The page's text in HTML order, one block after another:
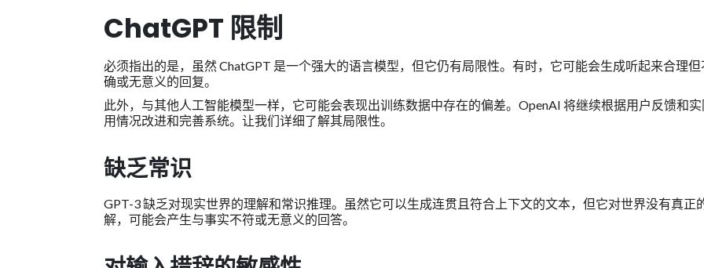
ChatGPT 限制
必须指出的是，虽然 ChatGPT 是一个强大的语言模型，但它仍有局限性。有时，它可能会生成听起来合理但
确或无意义的回复。
此外，与其他人工智能模型一样，它可能会表现出训练数据中存在的偏差。OpenAI 将继续根据用户反馈和
用情况改进和完善系统。让我们详细了解其局限性。
缺乏常识
GPT-3 缺乏对现实世界的理解和常识推理。虽然它可以生成连贯且符合上下文的文本，但它对世界没有真正
解，可能会产生与事实不符或无意义的回答。